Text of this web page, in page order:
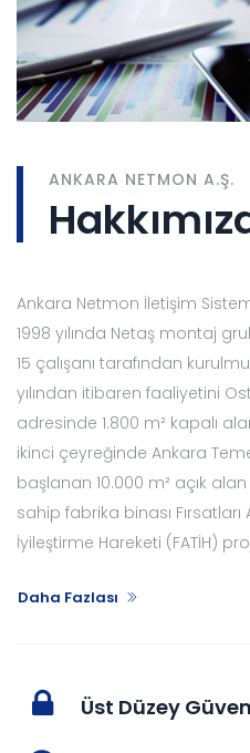
ANKARA NETMON A.Ş.
Ankara Netmon İletişim
1998 yılında Netaş montaj
15 çalışanı tarafından
yılından itibaren faaliyetini
adresinde 1.800 m² kapalı
ikinci çeyreğinde Ankara
başlanan 10.000 m² açık
sahip fabrika binası
İyileştirme Hareketi (FATİH)
Daha Fazlası
Üst Düzey